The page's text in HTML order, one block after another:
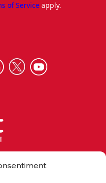
of Service apply.